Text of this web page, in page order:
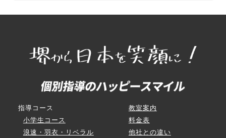
指導コース
小学生コース
浪速・羽衣・リベラル
教室案内
料金表
他社との違い